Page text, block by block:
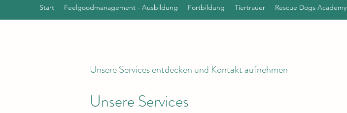
Start Feelgoodmanagement - Ausbildung Fortbildung Tiertrauer Rescue Dogs Academy
Unsere Services entdecken und Kontakt aufnehmen
Unsere Services